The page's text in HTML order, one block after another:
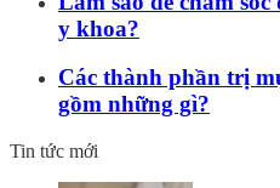
y khoa?
Các thành phần trị
gồm những gì?
Tin tức mới